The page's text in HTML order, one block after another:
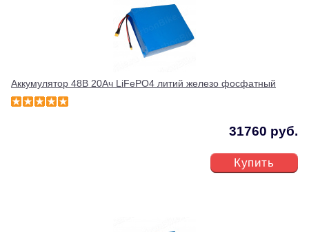
Аккумулятор 48В 20Ач LiFePO4 литий железо фосфатный
31760 руб.
Купить